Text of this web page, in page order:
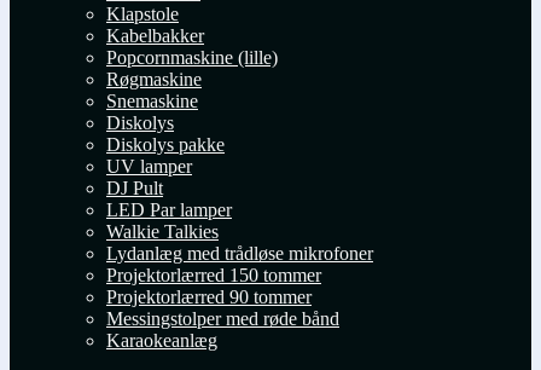
Klapstole
Kabelbakker
Popcornmaskine (lille)
Røgmaskine
Snemaskine
Diskolys
Diskolys pakke
UV lamper
DJ Pult
LED Par lamper
Walkie Talkies
Lydanlæg med trådløse mikrofoner
Projektorlærred 150 tommer
Projektorlærred 90 tommer
Messingstolper med røde bånd
Karaokeanlæg